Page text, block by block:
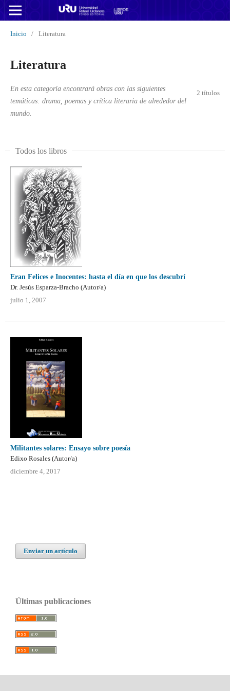
Inicio / Literatura
Literatura
2 títulos
En esta categoría encontrará obras con las siguientes
temáticas: drama, poemas y crítica literaria de alrededor del
mundo.
Todos los libros
Eran Felices e Inocentes: hasta el día en que los descubrí
Dr. Jesús Esparza-Bracho (Autor/a)
julio 1, 2007
Militantes solares: Ensayo sobre poesía
Edixo Rosales (Autor/a)
diciembre 4, 2017
Enviar un artículo
Últimas publicaciones